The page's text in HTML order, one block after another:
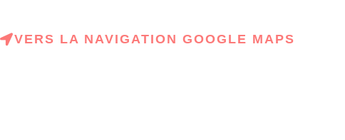
VERS LA NAVIGATION GOOGLE MAPS